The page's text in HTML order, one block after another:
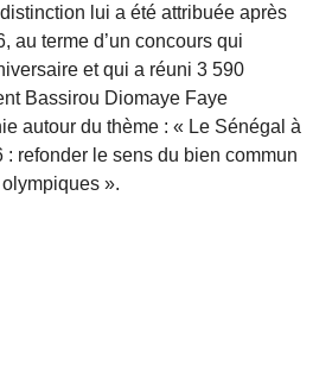
lui a été attribuée après
au terme d’un concours qui
et qui a réuni 3 590
Bassirou Diomaye Faye
autour du thème : « Le Sénégal à
: refonder le sens du bien commun
».